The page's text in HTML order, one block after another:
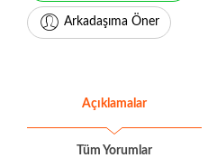
Arkadaşıma Öner
Açıklamalar
Tüm Yorumlar